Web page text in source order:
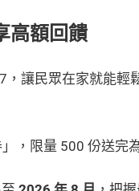
高額回饋
讓民眾在家就能輕
，限量 500 份送完